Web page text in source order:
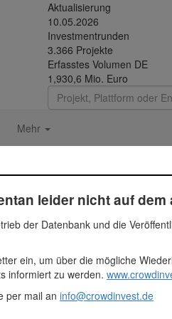
Aktualisierung
10.05.2026
Investmentrunden
3.366 Projekte
Erfasstes Volumen DE
1,930,6 Mio. Euro
Mehr
105 |
leider nicht auf
der Datenbank und die
ein, um über die mögliche
informiert zu werden.
per mail an info@crowdinvest.de